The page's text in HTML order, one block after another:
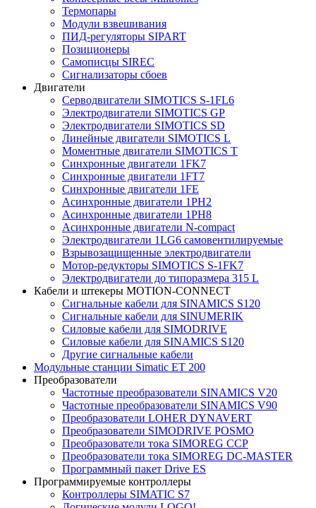
Термопары
Модули взвешивания
ПИД-регуляторы SIPART
Позиционеры
Самописцы SIREC
Сигнализаторы сбоев
Двигатели
Серводвигатели SIMOTICS S-1FL6
Электродвигатели SIMOTICS GP
Электродвигатели SIMOTICS SD
Линейные двигатели SIMOTICS L
Моментные двигатели SIMOTICS T
Синхронные двигатели 1FK7
Синхронные двигатели 1FT7
Синхронные двигатели 1FE
Асинхронные двигатели 1PH2
Асинхронные двигатели 1PH8
Асинхронные двигатели N-compact
Электродвигатели 1LG6 cамовентилируемые
Взрывозащищенные электродвигатели
Мотор-редукторы SIMOTICS S-1FK7
Электродвигатели до типоразмера 315 L
Кабели и штекеры MOTION-CONNECT
Сигнальные кабели для SINAMICS S120
Сигнальные кабели для SINUMERIK
Силовые кабели для SIMODRIVE
Силовые кабели для SINAMICS S120
Другие сигнальные кабели
Модульные станции Simatic ET 200
Преобразователи
Частотные преобразователи SINAMICS V20
Частотные преобразователи SINAMICS V90
Преобразователи LOHER DYNAVERT
Преобразователи SIMODRIVE POSMO
Преобразователи тока SIMOREG CCP
Преобразователи тока SIMOREG DC-MASTER
Программный пакет Drive ES
Программируемые контроллеры
Контроллеры SIMATIC S7